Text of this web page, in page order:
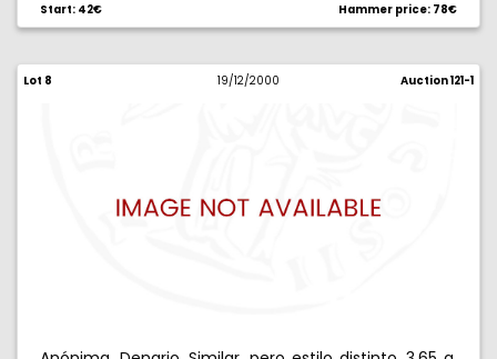
Start: 42€ Hammer price: 78€
Lot 8 19/12/2000 Auction 121-1